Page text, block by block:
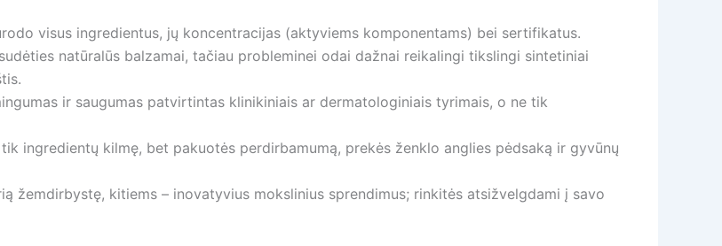
visus ingredientus, jų koncentracijas (aktyviems komponentams) bei sertifikatus.
natūralūs balzamai, tačiau probleminei odai dažnai reikalingi tikslingi sintetiniai
ir saugumas patvirtintas klinikiniais ar dermatologiniais tyrimais, o ne tik
ingredientų kilmę, bet pakuotės perdirbamumą, prekės ženklo anglies pėdsaką ir gyvūnų
žemdirbystę, kitiems – inovatyvius mokslinius sprendimus; rinkitės atsižvelgdami į savo